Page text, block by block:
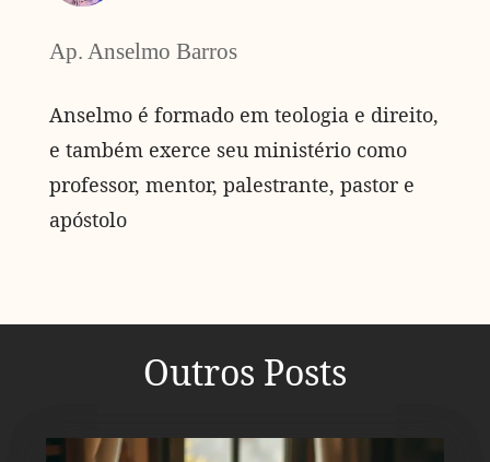
Ap. Anselmo Barros
Anselmo é formado em teologia e direito,
e também exerce seu ministério como
professor, mentor, palestrante, pastor e
apóstolo
Outros Posts